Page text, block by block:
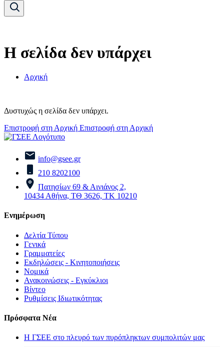
Η σελίδα δεν υπάρχει
Αρχική
Δυστυχώς η σελίδα δεν υπάρχει.
Επιστροφή στη Αρχική Επιστροφή στη Αρχική
info@gsee.gr
210 8202100
Πατησίων 69 & Αινιάνος 2,
10434 Αθήνα, ΤΘ 3626, ΤΚ 10210
Ενημέρωση
Δελτία Τύπου
Γενικά
Γραμματείες
Εκδηλώσεις - Κινητοποιήσεις
Νομικά
Ανακοινώσεις - Εγκύκλιοι
Βίντεο
Ρυθμίσεις Ιδιωτικότητας
Πρόσφατα Νέα
H ΓΣΕΕ στο πλευρό των πυρόπληκτων συμπολιτών μας